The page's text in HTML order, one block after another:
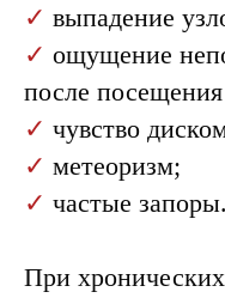
✓ выпадение
✓ ощущение
после посещения
✓ чувство
✓ метеоризм;
✓ частые запоры.
При